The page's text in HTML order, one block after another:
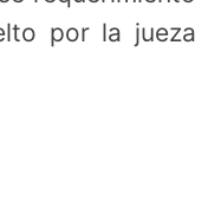
por la jueza